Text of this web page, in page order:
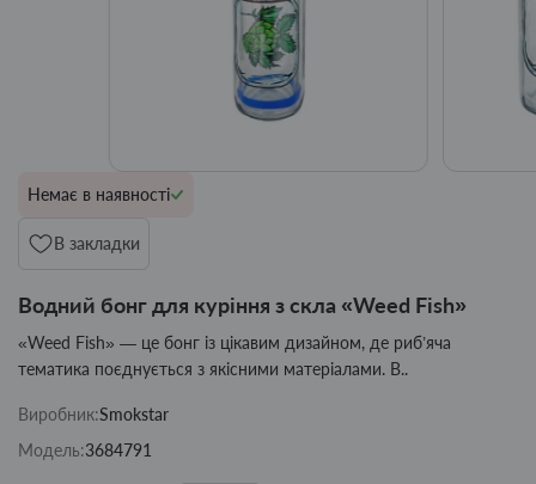
Немає в наявності
В закладки
Водний бонг для куріння з скла «Weed Fish»
«Weed Fish» — це бонг із цікавим дизайном, де риб’яча
тематика поєднується з якісними матеріалами. В..
Виробник:Smokstar
Модель:3684791